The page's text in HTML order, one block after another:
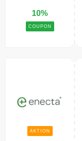
10%
COUPON
AKTION